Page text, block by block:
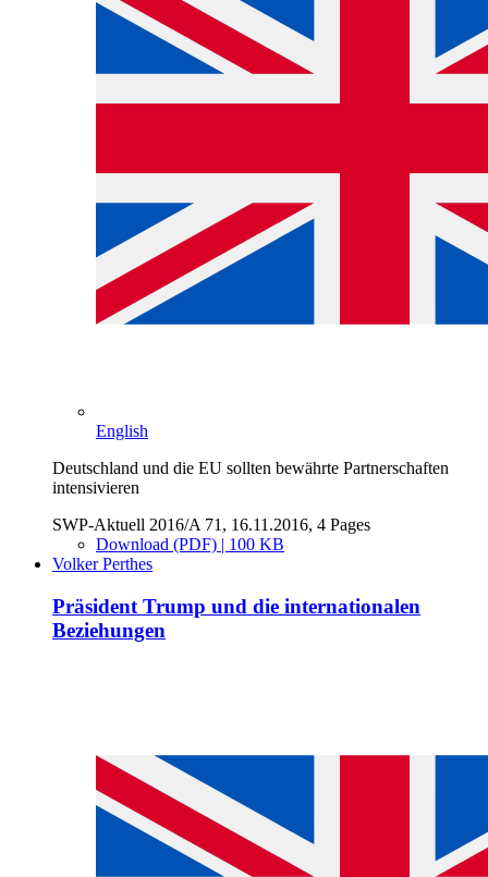
English
Deutschland und die EU sollten bewährte Partnerschaften
intensivieren
SWP-Aktuell 2016/A 71, 16.11.2016, 4 Pages
Download (PDF) | 100 KB
Volker Perthes
Präsident Trump und die internationalen
Beziehungen